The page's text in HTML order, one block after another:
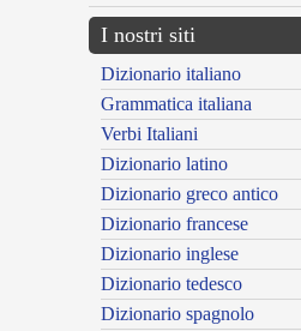
I nostri siti
Dizionario italiano
Grammatica italiana
Verbi Italiani
Dizionario latino
Dizionario greco antico
Dizionario francese
Dizionario inglese
Dizionario tedesco
Dizionario spagnolo